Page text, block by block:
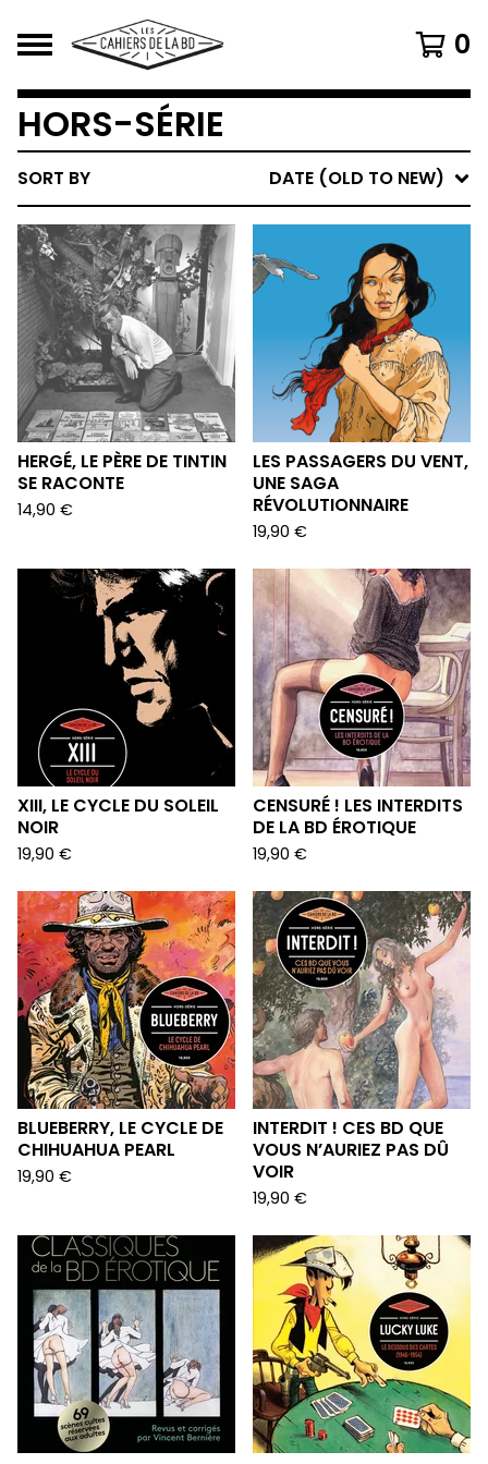
0
HORS-SÉRIE
SORT BY DATE (OLD TO NEW)
HERGÉ, LE PÈRE DE TINTIN
SE RACONTE
14,90 €
LES PASSAGERS DU VENT,
UNE SAGA
RÉVOLUTIONNAIRE
19,90 €
XIII, LE CYCLE DU SOLEIL
NOIR
19,90 €
CENSURÉ ! LES INTERDITS
DE LA BD ÉROTIQUE
19,90 €
BLUEBERRY, LE CYCLE DE
CHIHUAHUA PEARL
19,90 €
INTERDIT ! CES BD QUE
VOUS N’AURIEZ PAS DÛ
VOIR
19,90 €